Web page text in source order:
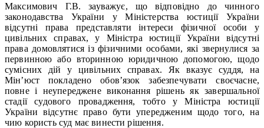
Максимович Г.В. зауважує, що відповідно до чинного
законодавства України у Міністерства юстиції України
відсутні права представляти інтереси фізичної особи у
цивільних справах, у Міністра юстиції України відсутні
права домовлятися із фізичними особами, які звернулися за
первинною або вторинною юридичною допомогою, щодо
сумісних дій у цивільних справах. Як вказує суддя, на
Мін’юст покладено обов’язок забезпечувати своєчасне,
повне і неупереджене виконання рішень як завершальної
стадії судового провадження, тобто у Міністра юстиції
України відсутнє право бути упередженим щодо того, на
чию користь суд має винести рішення.